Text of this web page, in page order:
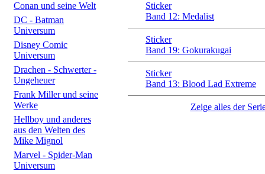
Conan und seine Welt
DC - Batman
Universum
Disney Comic
Universum
Drachen - Schwerter -
Ungeheuer
Frank Miller und seine
Werke
Hellboy und anderes
aus den Welten des
Mike Mignol
Marvel - Spider-Man
Universum
Sticker
Band 12: Medalist
Sticker
Band 19: Gokurakugai
Sticker
Band 13: Blood Lad Extreme
Zeige alles der